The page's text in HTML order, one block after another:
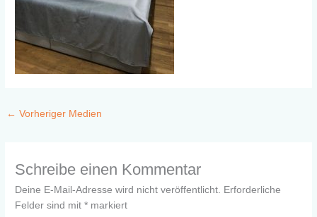
← Vorheriger Medien
Schreibe einen Kommentar
Deine E-Mail-Adresse wird nicht veröffentlicht. Erforderliche
Felder sind mit* markiert